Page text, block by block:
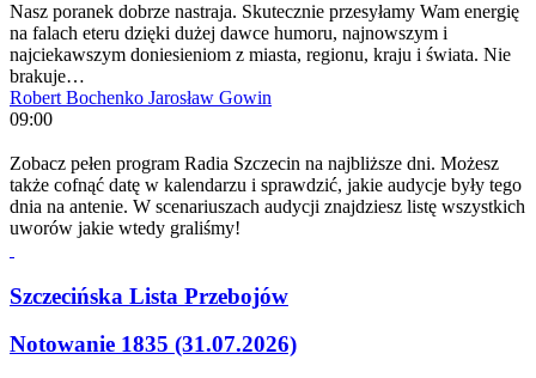
Nasz poranek dobrze nastraja. Skutecznie przesyłamy Wam energię
na falach eteru dzięki dużej dawce humoru, najnowszym i
najciekawszym doniesieniom z miasta, regionu, kraju i świata. Nie
brakuje…
Robert Bochenko Jarosław Gowin
09:00
Zobacz pełen program Radia Szczecin na najbliższe dni. Możesz
także cofnąć datę w kalendarzu i sprawdzić, jakie audycje były tego
dnia na antenie. W scenariuszach audycji znajdziesz listę wszystkich
uworów jakie wtedy graliśmy!
Szczecińska Lista Przebojów
Notowanie 1835 (31.07.2026)